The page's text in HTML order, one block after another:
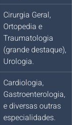
Cirurgia Geral,
Ortopedia e
Traumatologia
(grande destaque),
Urologia.
Cardiologia,
Gastroenterologia,
e diversas outras
especialidades.